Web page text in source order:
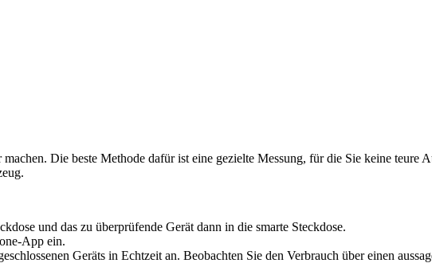
Die beste Methode dafür ist eine gezielte Messung, für die Sie keine teure
und das zu überprüfende Gerät dann in die smarte Steckdose.
App ein.
Geräts in Echtzeit an. Beobachten Sie den Verbrauch über einen